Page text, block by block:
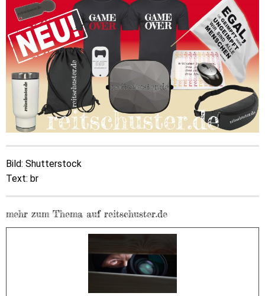
Bild: Shutterstock
Text: br
mehr zum Thema auf reitschuster.de